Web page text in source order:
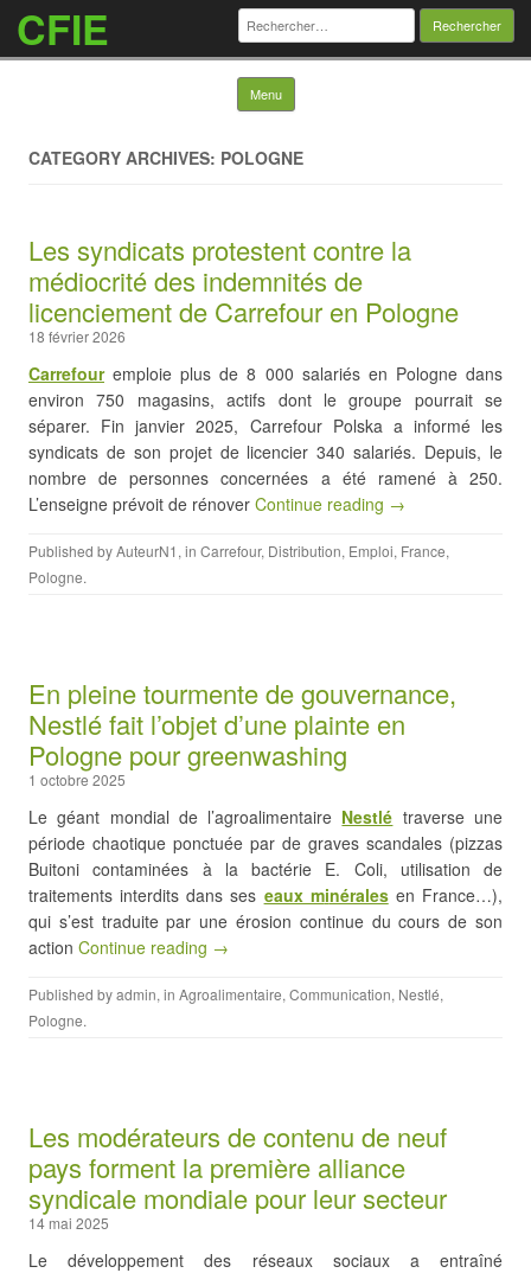
CFIE Rechercher :
Menu Skip to content
CATEGORY ARCHIVES: POLOGNE
Les syndicats protestent contre la
médiocrité des indemnités de
licenciement de Carrefour en Pologne
18 février 2026
Carrefouremploie plus de 8 000 salariés en Pologne dans
environ 750 magasins, actifs dont le groupe pourrait se
séparer. Fin janvier 2025, Carrefour Polska a informé les
syndicats de son projet de licencier 340 salariés. Depuis, le
nombre de personnes concernées a été ramené à 250.
L’enseigne prévoit de rénover Continue reading →
Published byAuteurN1 , in Carrefour, Distribution, Emploi, France,
Pologne.
En pleine tourmente de gouvernance,
Nestlé fait l’objet d’une plainte en
Pologne pour greenwashing
1 octobre 2025
Le géant mondial de l’agroalimentaire Nestlé traverse une
période chaotique ponctuée par de graves scandales (pizzas
Buitoni contaminées à la bactérie E. Coli, utilisation de
traitements interdits dans ses eaux minéralesen France…),
qui s’est traduite par une érosion continue du cours de son
action Continue reading →
Published byadmin, in Agroalimentaire, Communication, Nestlé,
Pologne.
Les modérateurs de contenu de neuf
pays forment la première alliance
syndicale mondiale pour leur secteur
14 mai 2025
Le développement des réseaux sociaux a entraîné